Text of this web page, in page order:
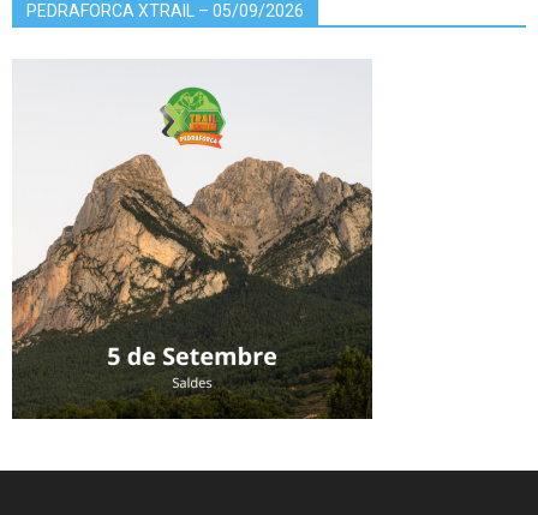
PEDRAFORCA XTRAIL – 05/09/2026